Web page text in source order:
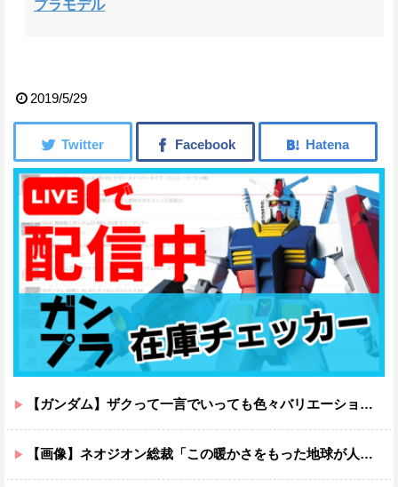
プラモデル
2019/5/29
【ガンダム】ザクって一言でいっても色々バリエーションがあるよね
【画像】ネオジオン総裁「この暖かさをもった地球が人間さえ破壊するんだ（汗だく）」